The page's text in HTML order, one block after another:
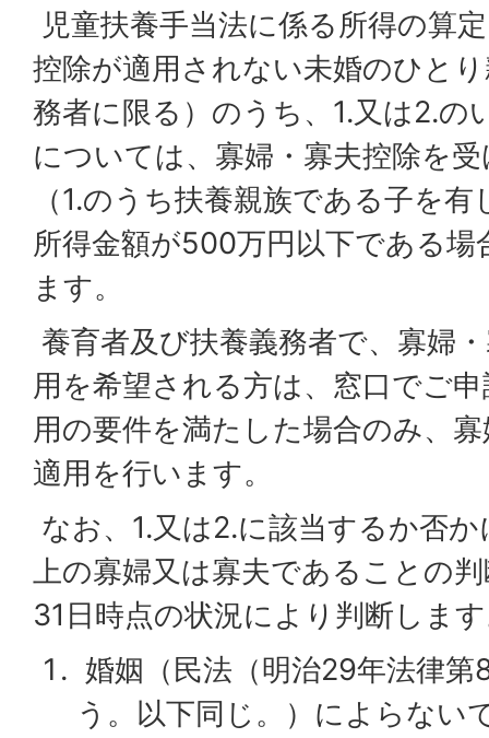
児童扶養手当法に係る所得の算
控除が適用されない未婚のひと
務者に限る）のうち、1.又は2.の
については、寡婦・寡夫控除を
（1.のうち扶養親族である子を
所得金額が500万円以下である
ます。
養育者及び扶養義務者で、寡婦
用を希望される方は、窓口でご
用の要件を満たした場合のみ、
適用を行います。
なお、1.又は2.に該当するか否
上の寡婦又は寡夫であることの
31日時点の状況により判断しま
婚姻（民法（明治29年法律
う。以下同じ。）によらない